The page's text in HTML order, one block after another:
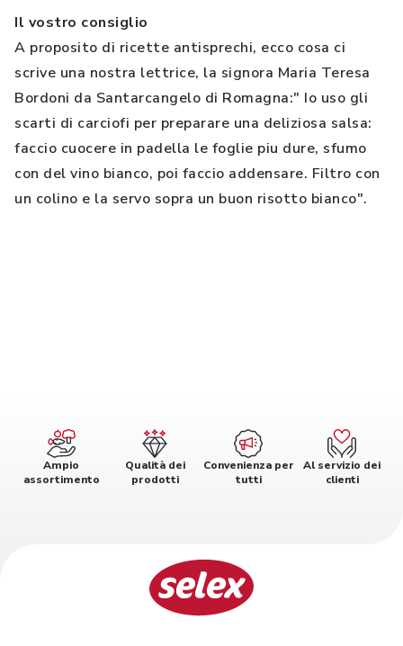
Il vostro consiglio
A proposito di ricette antisprechi, ecco cosa ci
scrive una nostra lettrice, la signora Maria Teresa
Bordoni da Santarcangelo di Romagna:" Io uso gli
scarti di carciofi per preparare una deliziosa salsa:
faccio cuocere in padella le foglie piu dure, sfumo
con del vino bianco, poi faccio addensare. Filtro con
un colino e la servo sopra un buon risotto bianco".
Ampio
assortimento
Qualità dei
prodotti
Convenienza per
tutti
Al servizio dei
clienti